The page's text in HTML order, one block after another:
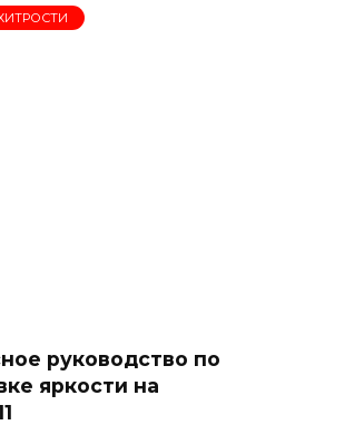
руководство по
яркости на